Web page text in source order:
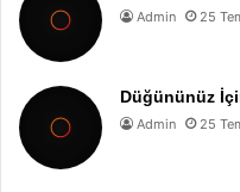
Admin 25
Düğününüz
Admin 25